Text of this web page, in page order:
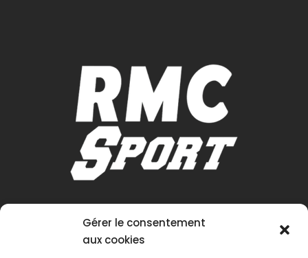
Gérer le consentement
aux cookies